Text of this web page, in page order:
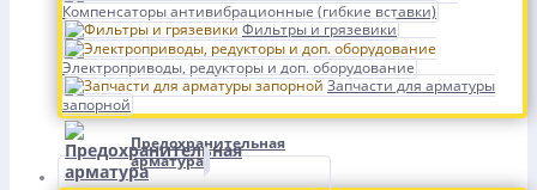
Компенсаторы антивибрационные (гибкие вставки)
Фильтры и грязевики
Электроприводы, редукторы и доп. оборудование
Запчасти для арматуры
запорной
Предохранительная
арматура